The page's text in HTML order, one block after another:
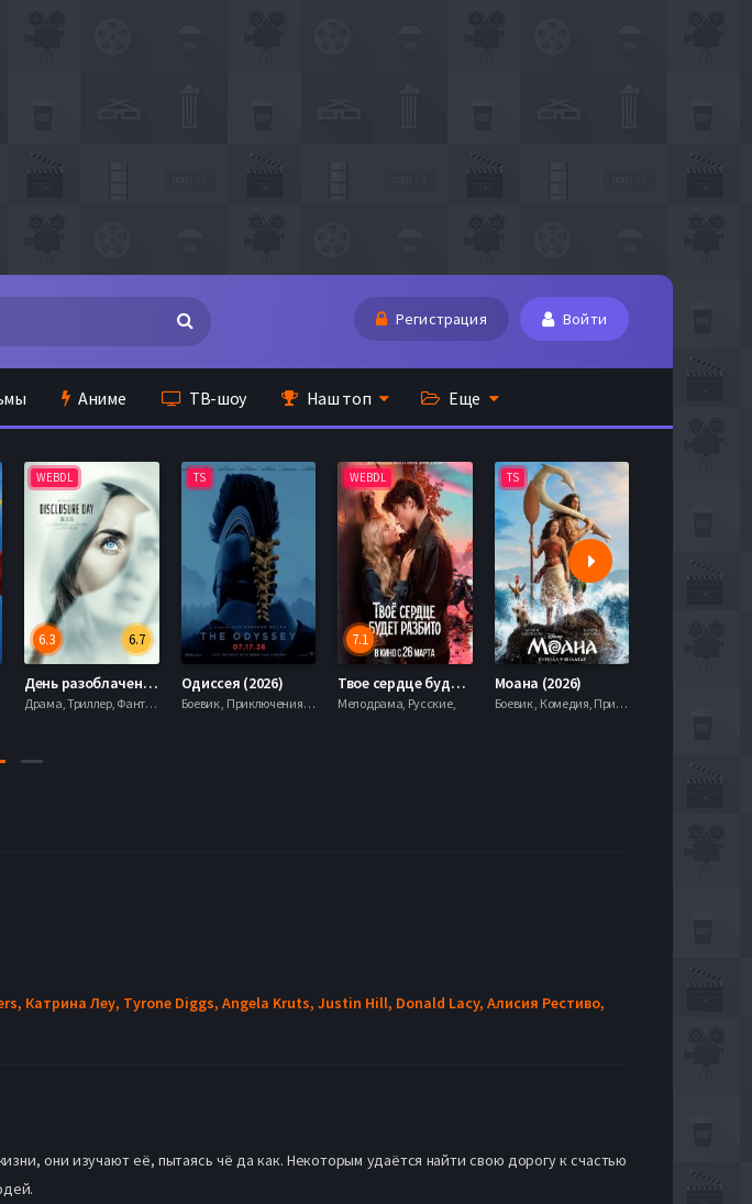
Регистрация Войти
Аниме ТВ-шоу Наш топ Еще
WEBDL
6.7
6.3
День разоблачения (2026)
Драма, Триллер, Фантастика,
TS
Одиссея (2026)
Боевик , Приключения, Фэнтези,
WEBDL
7.1
Твое сердце будет разбито (2026)
Мелодрама, Русские,
TS
Моана (2026)
Боевик , Комедия, Приключения, Семейный, Фэнтези,
Катрина Леу, Tyrone Diggs, Angela Kruts, Justin Hill, Donald Lacy, Алисия Рестиво,
они изучают её, пытаясь чё да как. Некоторым удаётся найти свою дорогу к счастью